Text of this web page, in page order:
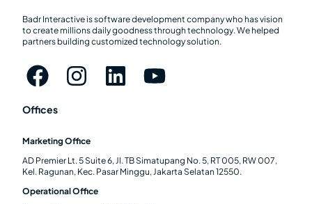
Badr Interactive is software development company who has vision
to create millions daily goodness through technology. We helped
partners building customized technology solution.
Offices
Marketing Office
AD Premier Lt. 5 Suite 6, Jl. TB Simatupang No. 5, RT 005, RW 007,
Kel. Ragunan, Kec. Pasar Minggu, Jakarta Selatan 12550.
Operational Office